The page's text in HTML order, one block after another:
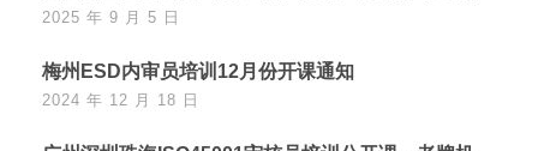
2025 年 9 月 5 日
梅州ESD内审员培训12月份开课通知
2024 年 12 月 18 日